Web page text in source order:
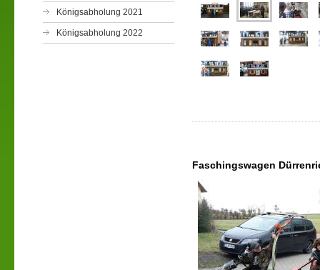
Königsabholung 2021
Königsabholung 2022
Faschingswagen